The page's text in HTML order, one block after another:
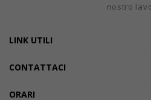
nostro
LINK UTILI
CONTATTACI
ORARI